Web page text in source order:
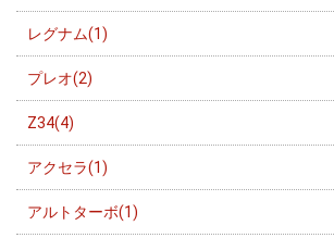
レグナム(1)
プレオ(2)
Z34(4)
アクセラ(1)
アルトターボ(1)